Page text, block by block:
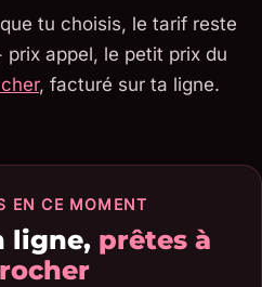
tu choisis, le tarif reste
appel, le petit prix du
, facturé sur ta ligne.
EN CE MOMENT
ligne, prêtes à